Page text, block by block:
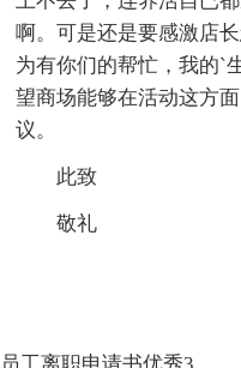
啊。可是还是要感激店
为有你们的帮忙，我的`
望商场能够在活动这方
议。
此致
敬礼
员工离职申请书优秀3